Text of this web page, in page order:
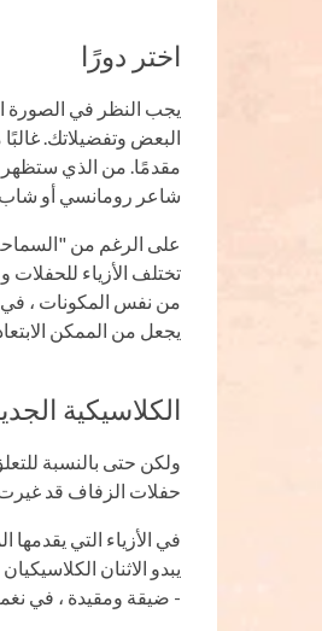
اختر دورًا
يجب النظر في الصورة
البعض وتفضيلاتك.
مقدمًا. من الذي
شاعر رومانسي أو شاب
على الرغم من "السماحة"
تختلف الأزياء
من نفس المكونات ، في
يجعل من الممكن
الكلاسيكية
ولكن حتى بالنسبة
حفلات الزفاف قد
في الأزياء التي
يبدو الاثنان
- ضيقة ومقيدة ، في